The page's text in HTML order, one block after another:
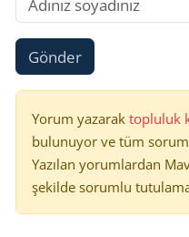
Gönder
Yorum yazarak topluluk
bulunuyor ve tüm
Yazılan yorumlardan
şekilde sorumlu